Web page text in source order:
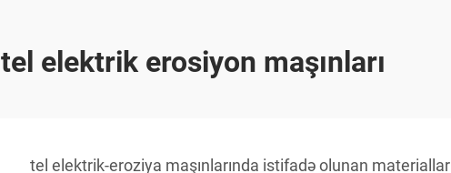
tel elektrik erosiyon maşınları
tel elektrik-eroziya maşınlarında istifadə olunan materiallar